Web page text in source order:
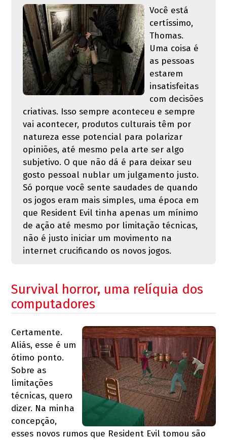
Você está
certíssimo,
Thomas.
Uma coisa é
as pessoas
estarem
insatisfeitas
com decisões
criativas. Isso sempre aconteceu e sempre
vai acontecer, produtos culturais têm por
natureza esse potencial para polarizar
opiniões, até mesmo pela arte ser algo
subjetivo. O que não dá é para deixar seu
gosto pessoal nublar um julgamento justo.
Só porque você sente saudades de quando
os jogos eram mais simples, uma época em
que Resident Evil tinha apenas um mínimo
de ação até mesmo por limitação técnicas,
não é justo iniciar um movimento na
internet crucificando os novos jogos.
Survival horror, uma relíquia dos
computadores
Certamente.
Aliás, esse é um
ótimo ponto.
Sobre as
limitações
técnicas, quero
dizer. Na minha
concepção,
esses novos rumos que Resident Evil tomou são